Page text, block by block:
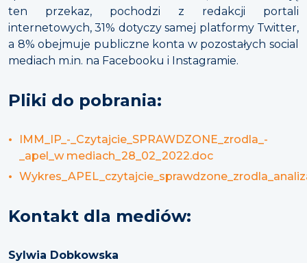
ten przekaz, pochodzi z redakcji portali
internetowych, 31% dotyczy samej platformy Twitter,
a 8% obejmuje publiczne konta w pozostałych social
mediach m.in. na Facebooku i Instagramie.
Pliki do pobrania:
IMM_IP_-_Czytajcie_SPRAWDZONE_zrodla_-
_apel_w mediach_28_02_2022.doc
Kontakt dla mediów:
Sylwia Dobkowska